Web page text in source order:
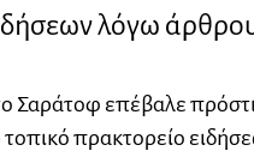
λόγω
Σαράτοφ επέβαλε
πρακτορείο